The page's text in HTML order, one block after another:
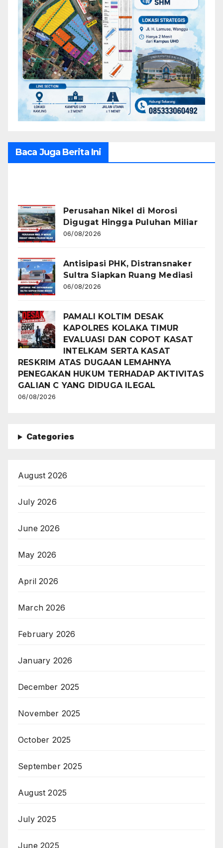
Baca Juga Berita Ini
Perusahan Nikel di Morosi
Digugat Hingga Puluhan Miliar
06/08/2026
Antisipasi PHK, Distransnaker
Sultra Siapkan Ruang Mediasi
06/08/2026
PAMALI KOLTIM DESAK
KAPOLRES KOLAKA TIMUR
EVALUASI DAN COPOT KASAT
INTELKAM SERTA KASAT
RESKRIM ATAS DUGAAN LEMAHNYA
PENEGAKAN HUKUM TERHADAP AKTIVITAS
GALIAN C YANG DIDUGA ILEGAL
06/08/2026
Categories
August 2026
July 2026
June 2026
May 2026
April 2026
March 2026
February 2026
January 2026
December 2025
November 2025
October 2025
September 2025
August 2025
July 2025
June 2025